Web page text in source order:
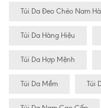
Túi Da Đeo Chéo Nam
Túi Da Hàng Hiệu
Túi Da Hợp Mệnh
Túi Da Mềm Túi